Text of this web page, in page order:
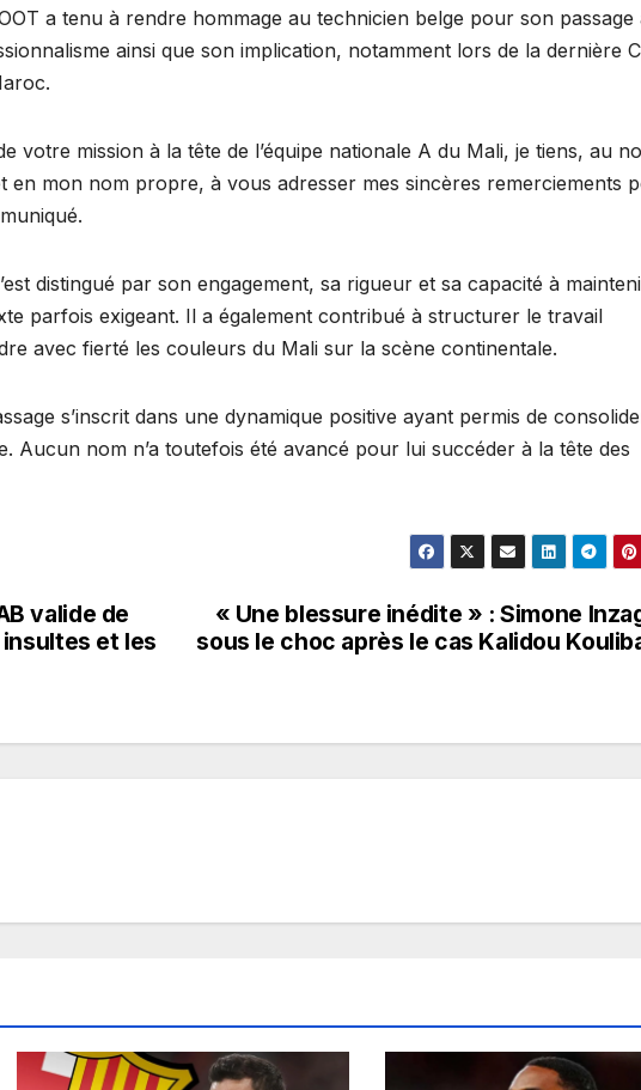
a tenu à rendre hommage au technicien belge pour son passage
ainsi que son implication, notamment lors de la dernière
votre mission à la tête de l’équipe nationale A du Mali, je tiens, au
en mon nom propre, à vous adresser mes sincères remerciements
distingué par son engagement, sa rigueur et sa capacité à
parfois exigeant. Il a également contribué à structurer le travail
avec fierté les couleurs du Mali sur la scène continentale.
s’inscrit dans une dynamique positive ayant permis de
Aucun nom n’a toutefois été avancé pour lui succéder à la tête des
« Une blessure inédite » : Simone
sous le choc après le cas Kalidou
valide de
et les